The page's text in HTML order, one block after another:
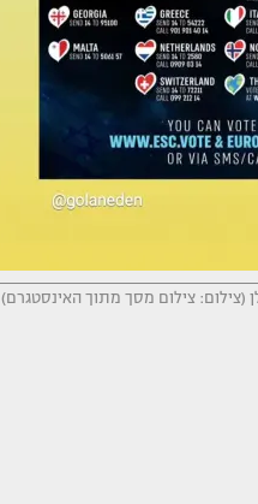
(צילום: צילום מסך מתוך האינסטגרם)